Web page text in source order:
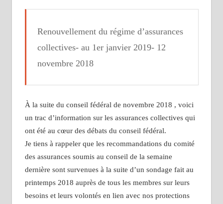
Renouvellement du régime d’assurances
collectives- au 1er janvier 2019- 12
novembre 2018
À la suite du conseil fédéral de novembre 2018 , voici
un trac d’information sur les assurances collectives qui
ont été au cœur des débats du conseil fédéral.
Je tiens à rappeler que les recommandations du comité
des assurances soumis au conseil de la semaine
dernière sont survenues à la suite d’un sondage fait au
printemps 2018 auprès de tous les membres sur leurs
besoins et leurs volontés en lien avec nos protections